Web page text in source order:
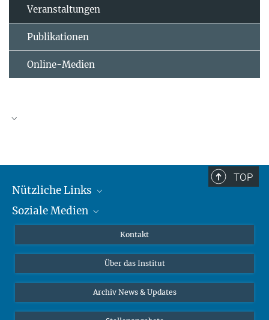
Veranstaltungen
Publikationen
Online-Medien
TOP
Nützliche Links
MMG Alumni Corner
Online-Vorträge
Interviews zum Thema "Diversity"
Soziale Medien
Bluesky
Kontakt
Über das Institut
Archiv News & Updates